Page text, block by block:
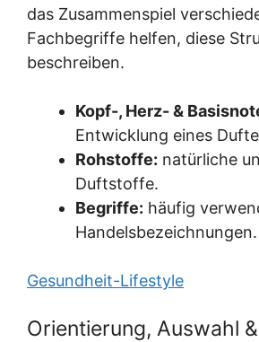
das Zusammenspiel
Fachbegriffe helfen, diese
beschreiben.
Kopf-, Herz- &
Entwicklung eines
Rohstoffe: natürliche
Duftstoffe.
Begriffe: häufig
Handelsbezeichnungen.
Gesundheit-Lifestyle
Orientierung, Auswahl